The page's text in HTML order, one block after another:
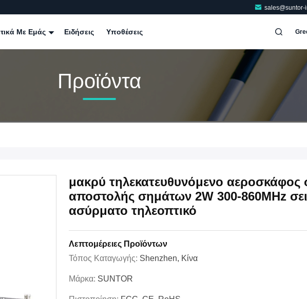
sales@suntor-
Με Εμάς Ειδήσεις Υποθέσεις
Προϊόντα
μακρύ τηλεκατευθυνόμενο
αποστολής σημάτων 2W 300-860MHz
ασύρματο τηλεοπτικό
Λεπτομέρειες Προϊόντων
Τόπος Καταγωγής: Shenzhen, Κίνα
Μάρκα: SUNTOR